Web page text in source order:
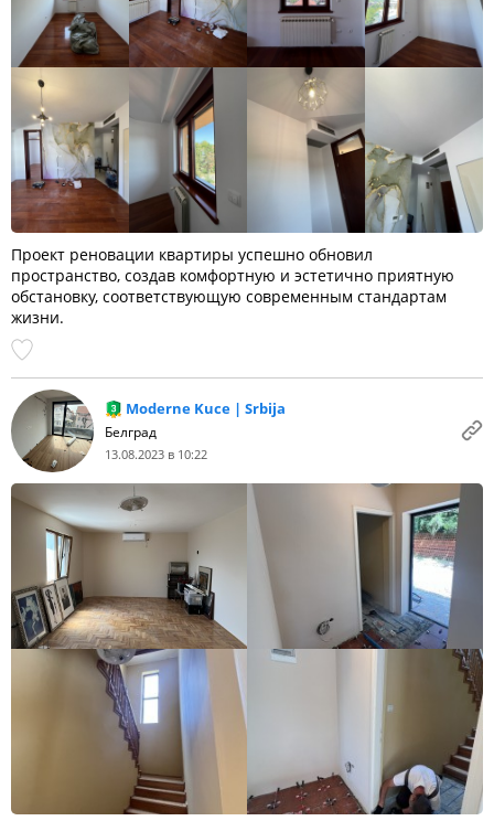
Проект реновации квартиры успешно обновил
пространство, создав комфортную и эстетично приятную
обстановку, соответствующую современным стандартам
жизни.
Moderne Kuce | Srbija
Белград
13.08.2023 в 10:22